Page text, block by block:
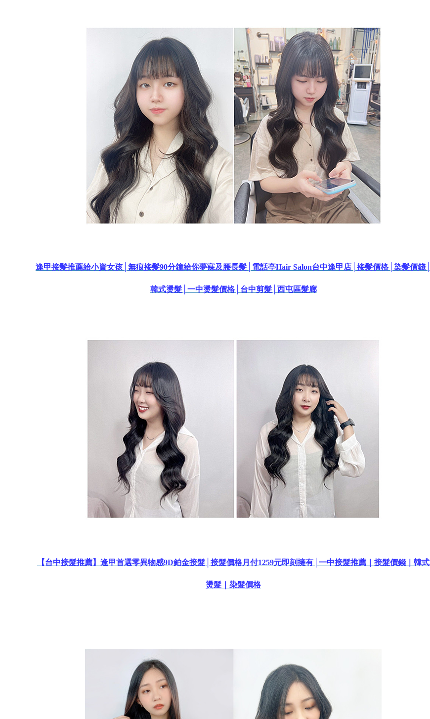
逢甲接髮推薦給小資女孩│無痕接髮90分鐘給你夢寐及腰長髮│電話亭Hair Salon台中逢甲店│接髮價格│染髮價錢│
韓式燙髮│一中燙髮價格│台中剪髮│西屯區髮廊
【台中接髮推薦】逢甲首選零異物感9D鉑金接髮│接髮價格月付1259元即刻擁有│一中接髮推薦｜接髮價錢｜韓式
燙髮｜染髮價格